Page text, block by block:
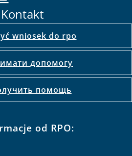
Kontakt
wniosek do rpo
допомогу
помощь
od RPO: